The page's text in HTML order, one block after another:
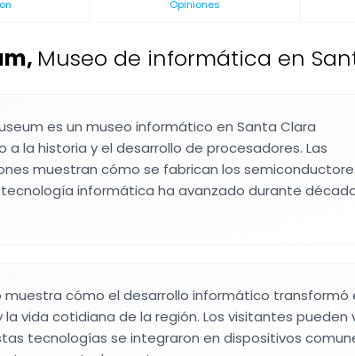
Opiniones
, Museo de informática en
es un museo informático en Santa Clara
a la historia y el desarrollo de procesadores. Las
muestran cómo se fabrican los
informática ha avanzado durante
muestra cómo el desarrollo informático transformó
la vida cotidiana de la región. Los visitantes pueden
tecnologías se integraron en dispositivos